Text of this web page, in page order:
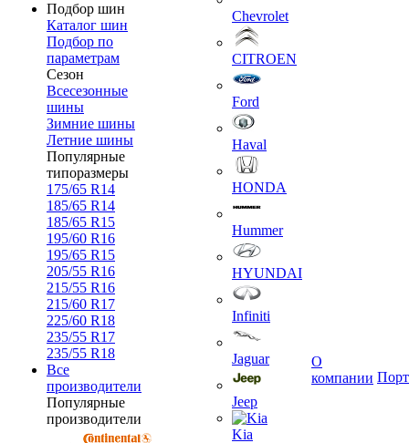
Подбор шин
Каталог шин
Подбор по
параметрам
Сезон
Всесезонные
шины
Зимние шины
Летние шины
Популярные
типоразмеры
175/65 R14
185/65 R14
185/65 R15
195/60 R16
195/65 R15
205/55 R16
215/55 R16
215/60 R17
225/60 R18
235/55 R17
235/55 R18
Все
производители
Популярные
производители
Chevrolet
CITROEN
Ford
Haval
HONDA
Hummer
HYUNDAI
Infiniti
Jaguar
Jeep
Kia
О
компании